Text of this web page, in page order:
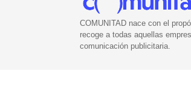
COMUNITAD nace con el
recoge a todas aquellas
comunicación publicitaria.